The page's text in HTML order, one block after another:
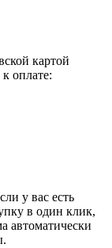
картой
оплате:
у вас есть
в один клик,
автоматически